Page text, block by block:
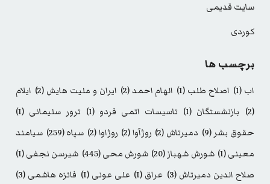
سایت قدیمی
کوردی
برچسب ها
اب (1) اصلاح طلب (1) الهام احمد(2) ایران و ملیت هایش (2)
ایلام
(2)
بازنشستگان (1) تاسیسات اتمی فردو (1) ترور سلیمانی (1)
حقوق بشر (9) دمیرتاش (2) روژآوا(2) روژاوا(2) سپاه(259)
سیامند
معینی(1) شورش شهباز(20) شورش محی(445) شیرسن نجفی(1)
صلاح الدین دمیرتاش (3) عراق (1) علی عونی (1) فائزه هاشمی (3)